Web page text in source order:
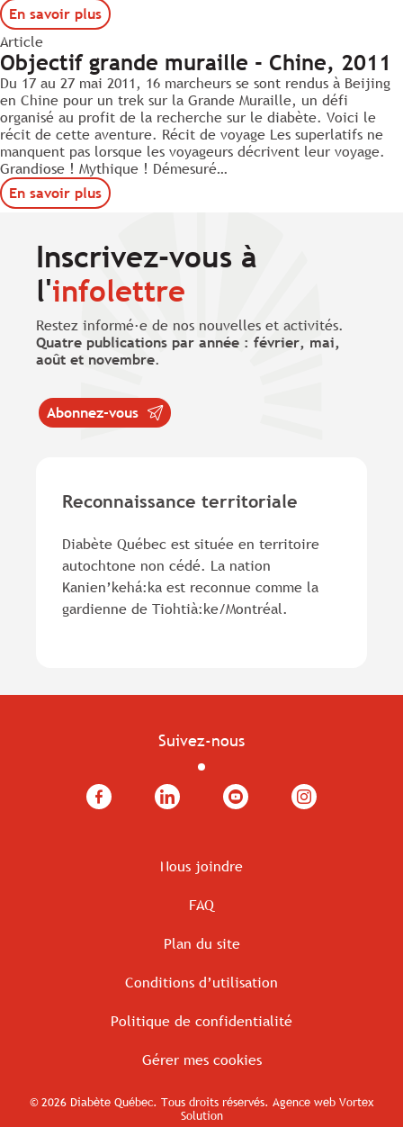
En savoir plus
Article
Objectif grande muraille - Chine, 2011
Du 17 au 27 mai 2011, 16 marcheurs se sont rendus à Beijing
en Chine pour un trek sur la Grande Muraille, un défi
organisé au profit de la recherche sur le diabète. Voici le
récit de cette aventure. Récit de voyage Les superlatifs ne
manquent pas lorsque les voyageurs décrivent leur voyage.
Grandiose ! Mythique ! Démesuré…
En savoir plus
Inscrivez-vous à
l'infolettre
Restez informé·e de nos nouvelles et activités.
Quatre publications par année : février, mai,
août et novembre.
Abonnez-vous
Reconnaissance territoriale
Diabète Québec est située en territoire
autochtone non cédé. La nation
Kanien’kehá:ka est reconnue comme la
gardienne de Tiohtià:ke/Montréal.
Suivez-nous
Facebook LinkedIn YouTube Instagram
Nous joindre
FAQ
Plan du site
Conditions d’utilisation
Politique de confidentialité
Gérer mes cookies
© 2026 Diabète Québec. Tous droits réservés. Agence web Vortex
Solution